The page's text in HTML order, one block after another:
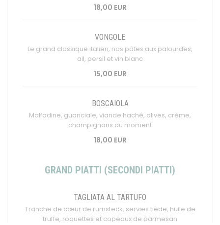
18,00 EUR
VONGOLE
Le grand classique italien, nos pâtes aux palourdes,
ail, persil et vin blanc
15,00 EUR
BOSCAIOLA
Malfadine, guanciale, viande haché, olives, crème,
champignons du moment
18,00 EUR
GRAND PIATTI (SECONDI PIATTI)
TAGLIATA AL TARTUFO
Tranche de cœur de rumsteck, servies tiède, huile de
truffe, roquettes et copeaux de parmesan